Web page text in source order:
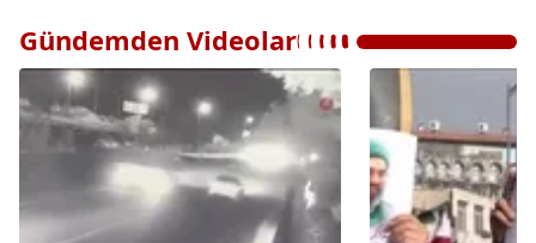
Gündemden Videolar